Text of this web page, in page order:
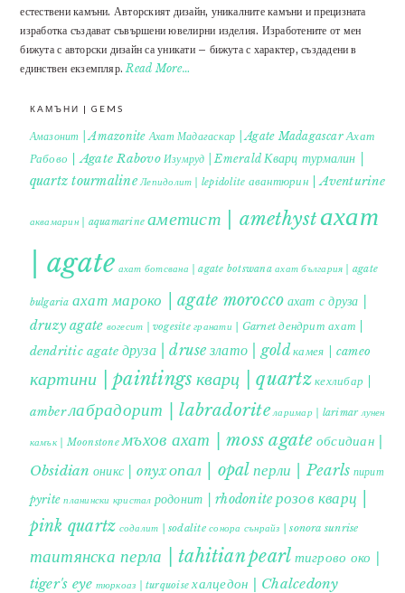
естествени камъни. Авторският дизайн, уникалните камъни и прецизната
изработка създават съвършени ювелирни изделия. Изработените от мен
бижута с авторски дизайн са уникати – бижута с характер, създадени в
единствен екземпляр.Read More…
КАМЪНИ | GEMS
Амазонит | Amazonite Ахат Мадагаскар | Agate Madagascar Ахат
Рабово | Agate Rabovo Изумруд | Emerald Кварц турмалин |
quartz tourmaline Лепидолит | lepidolite авантюрин | Aventurine
аквамарин | aquamarine аметист | amethystахат
| agate ахат ботсвана | agate botswana ахат българия | agate
bulgaria ахат мароко | agate morocco ахат с друза |
druzy agate вогесит | vogesite гранати | Garnet дендрит ахат |
dendritic agate друза | druse злато | gold камея | cameo
картини | paintings кварц | quartzкехлибар |
amberлабрадорит | labradorite ларимар | larimar лунен
камък | Moonstone мъхов ахат | moss agate обсидиан |
Obsidian оникс | onyxопал | opal перли | Pearls пирит |
pyrite планински кристал родонит | rhodonite розов кварц |
pink quartz содалит | sodalite сонора сънрайз | sonora sunrise
таитянска перла | tahitian pearl тигрово око |
tiger's eye тюркоаз | turquoise халцедон | Chalcedony